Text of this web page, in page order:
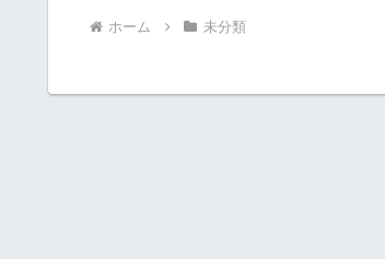
ホーム 未分類